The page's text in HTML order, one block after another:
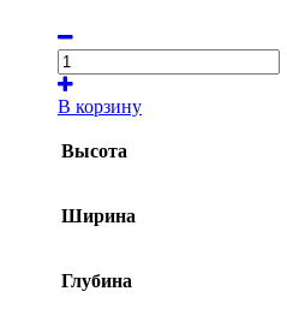
В корзину
Высота
Ширина
Глубина